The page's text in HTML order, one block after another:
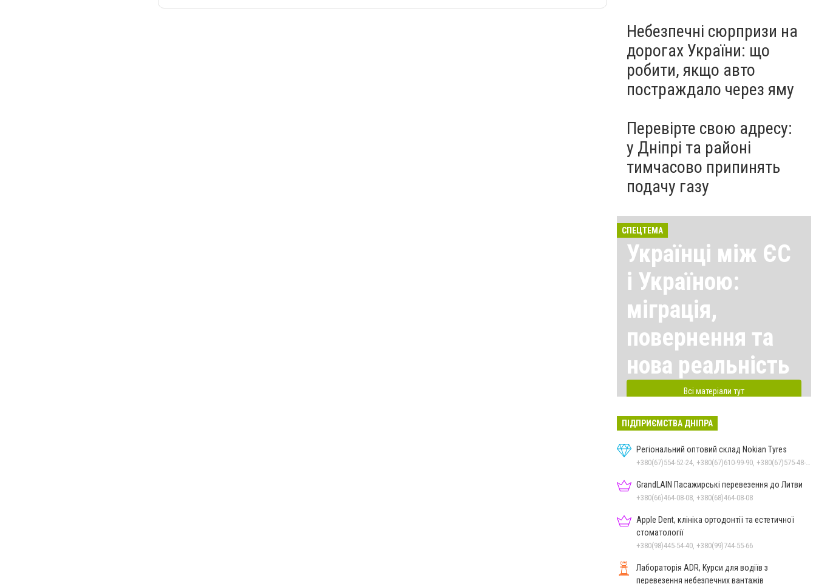
Небезпечні сюрпризи на
дорогах України: що
робити, якщо авто
постраждало через яму
Перевірте свою адресу:
у Дніпрі та районі
тимчасово припинять
подачу газу
СПЕЦТЕМА
Українці між ЄС
і Україною:
міграція,
повернення та
нова реальність
Всі матеріали тут
ПІДПРИЄМСТВА ДНІПРА
Регіональний оптовий склад Nokian Tyres
GrandLAIN Пасажирські перевезення до Литви
+380(66)464-08-08, +380(68)464-08-08
Apple Dent, клініка ортодонтії та естетичної
стоматології
+380(98)445-54-40, +380(99)744-55-66
Лабораторія ADR, Курси для водіїв з
перевезення небезпечних вантажів